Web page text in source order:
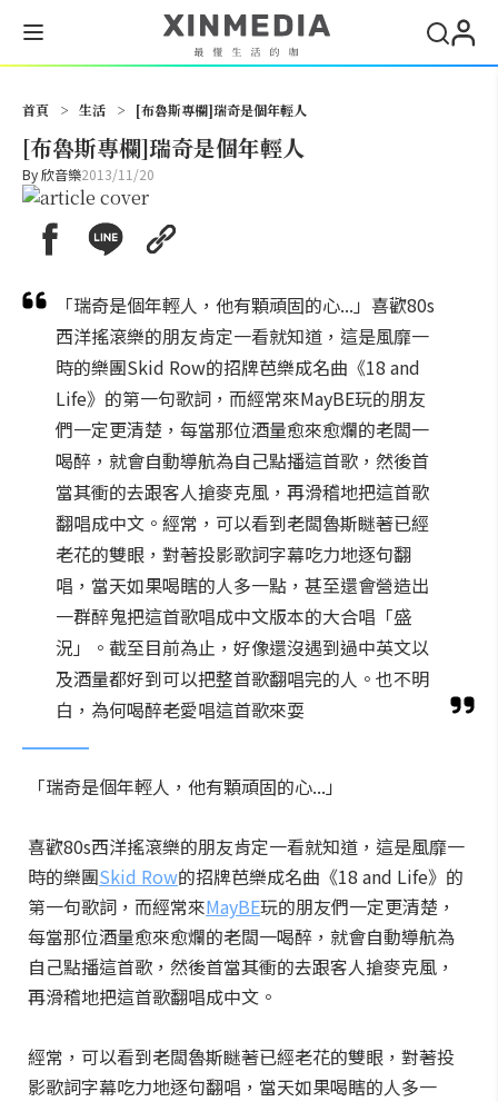
首頁 > 生活 > [布魯斯專欄]瑞奇是個年輕人
[布魯斯專欄]瑞奇是個年輕人
By欣音樂2013/11/20
「瑞奇是個年輕人，他有顆頑固的心...」喜歡80s
西洋搖滾樂的朋友肯定一看就知道，這是風靡一
時的樂團Skid Row的招牌芭樂成名曲《18 and
Life》的第一句歌詞，而經常來MayBE玩的朋友
們一定更清楚，每當那位酒量愈來愈爛的老闆一
喝醉，就會自動導航為自己點播這首歌，然後首
當其衝的去跟客人搶麥克風，再滑稽地把這首歌
翻唱成中文。經常，可以看到老闆魯斯瞇著已經
老花的雙眼，對著投影歌詞字幕吃力地逐句翻
唱，當天如果喝瞎的人多一點，甚至還會營造出
一群醉鬼把這首歌唱成中文版本的大合唱「盛
況」。截至目前為止，好像還沒遇到過中英文以
及酒量都好到可以把整首歌翻唱完的人。也不明
白，為何喝醉老愛唱這首歌來耍
「瑞奇是個年輕人，他有顆頑固的心...」
喜歡80s西洋搖滾樂的朋友肯定一看就知道，這是風靡一
時的樂團Skid Row的招牌芭樂成名曲《18 and Life》的
第一句歌詞，而經常來MayBE玩的朋友們一定更清楚，
每當那位酒量愈來愈爛的老闆一喝醉，就會自動導航為
自己點播這首歌，然後首當其衝的去跟客人搶麥克風，
再滑稽地把這首歌翻唱成中文。
經常，可以看到老闆魯斯瞇著已經老花的雙眼，對著投
影歌詞字幕吃力地逐句翻唱，當天如果喝瞎的人多一